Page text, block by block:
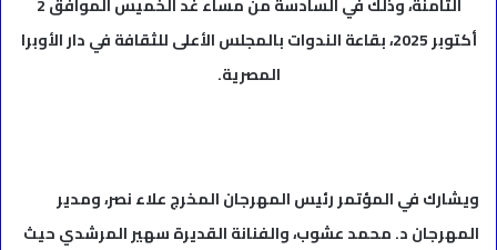
أكتوبر 2025، بقاعة الندوات بالمجلس الأعلى للثقافة في دار الأوبرا
المصرية.
ويشارك في المؤتمر رئيس المهرجان المخرج علاء نصر، ومدير
المهرجان د. محمد عشوب، والفنانة القديرة سهير المرشدي حيث